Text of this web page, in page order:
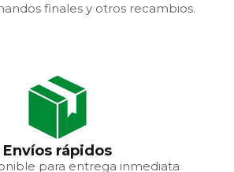
de
accesorios que
finales y otros recambios.
Envíos rápidos
para entrega inmediata